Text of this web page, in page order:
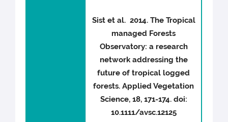
Sist et al. 2014. The Tropical
managed Forests
Observatory: a research
network addressing the
future of tropical logged
forests. Applied Vegetation
Science, 18, 171-174. doi:
10.1111/avsc.12125